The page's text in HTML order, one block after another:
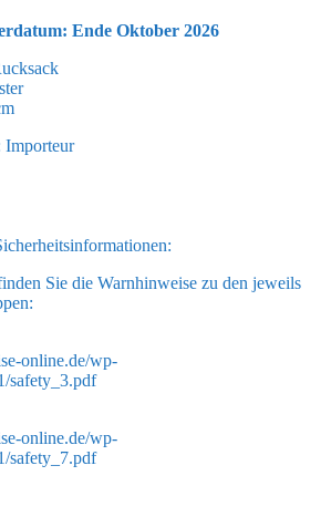
Ende Oktober 2026
Importeur
Sie die Warnhinweise zu den jeweils
online.de/wp-
safety_3.pdf
online.de/wp-
safety_7.pdf